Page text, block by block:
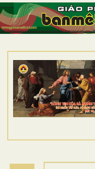
TRANG NHẤT
GIỚI THIỆU
DÒNG TU
BAN MỤC VỤ
ĐOÀN THỂ CG
ĐIỂM HÀNH HƯƠNG